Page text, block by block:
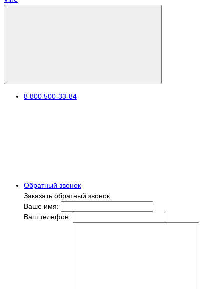
8 800 500-33-84
Обратный звонок
Заказать обратный звонок
Ваше имя:
Ваш телефон: